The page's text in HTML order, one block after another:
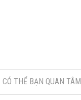
CÓ THỂ BẠN QUAN TÂM